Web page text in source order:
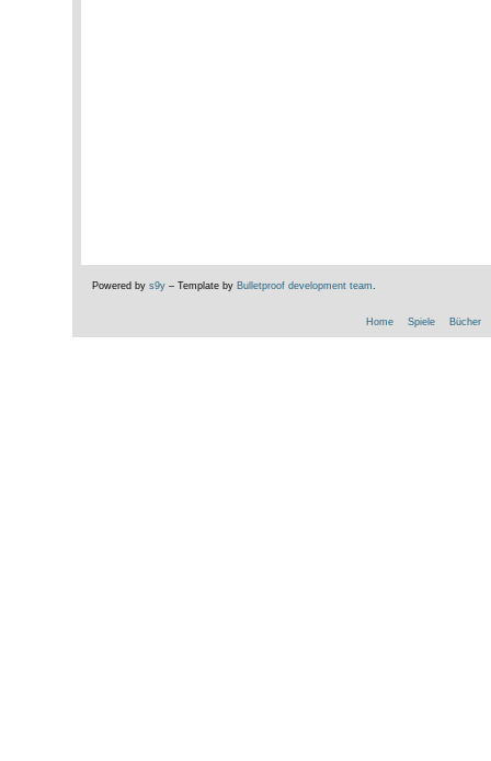
Powered by s9y– Template by Bulletproof development team
Home Spiele Bücher